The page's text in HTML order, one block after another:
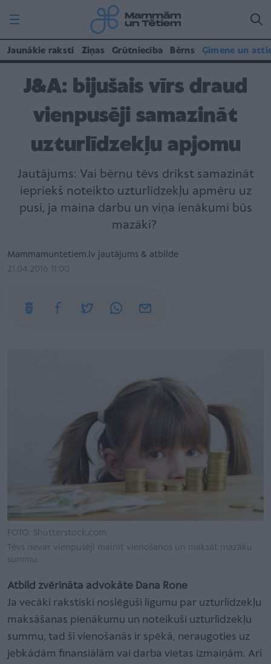
Jaunākie raksti Ziņas Grūtniecība Bērns Ģimene un
J&A: bijušais vīrs draud
vienpusēji samazināt
uzturlīdzekļu apjomu
Jautājums: Vai bērnu tēvs drīkst samazināt
iepriekš noteikto uzturlīdzekļu apmēru uz
pusi, ja maina darbu un viņa ienākumi būs
mazāki?
Mammamuntetiem.lv jautājums & atbilde
21.04.2016 11:00
FOTO: Shutterstock.com
Tēvs nevar vienpusēji mainīt vienošanos un maksāt mazāku
summu.
Atbild zvērināta advokāte Dana Rone
Ja vecāki rakstiski noslēguši līgumu par uzturlīdzekļu
maksāšanas pienākumu un noteikuši uzturlīdzekļu
summu, tad šī vienošanās ir spēkā, neraugoties uz
jebkādām finansiālām vai darba vietas izmaiņām. Arī